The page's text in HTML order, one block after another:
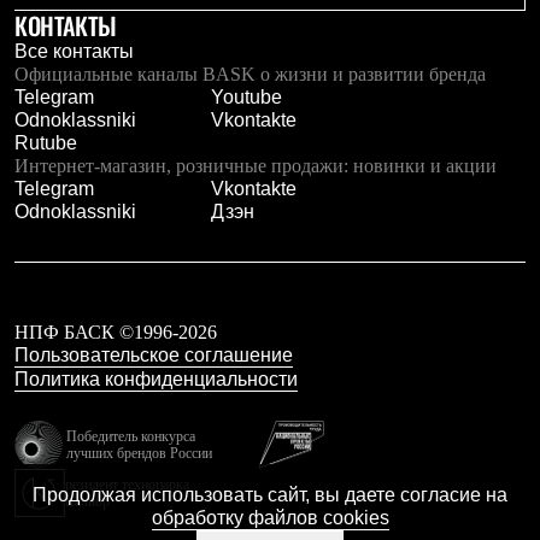
КОНТАКТЫ
Все контакты
Официальные каналы BASK о жизни и развитии бренда
Telegram
Youtube
Odnoklassniki
Vkontakte
Rutube
Интернет-магазин, розничные продажи: новинки и акции
Telegram
Vkontakte
Odnoklassniki
Дзэн
НПФ БАСК ©1996-2026
Пользовательское соглашение
Политика конфиденциальности
Победитель конкурса
лучших брендов России
Калибр
Продолжая использовать сайт, вы даете согласие на
обработку файлов cookies